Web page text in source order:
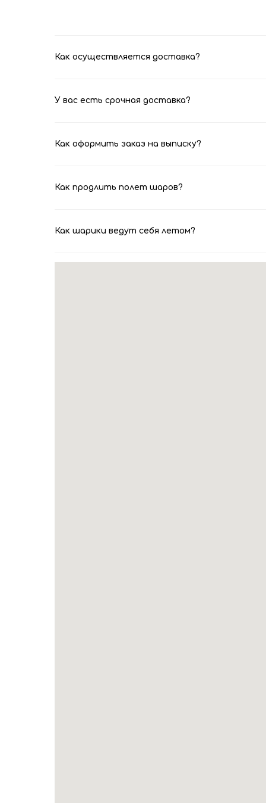
Как осуществляется доставка?
У вас есть срочная доставка?
Как оформить заказ на выписку?
Как продлить полет шаров?
Как шарики ведут себя летом?